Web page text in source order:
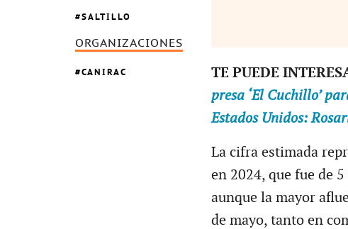
SALTILLO
ORGANIZACIONES
CANIRAC TE PUEDE
presa ‘El Cuchillo’
Estados Unidos:
La cifra estimada
en 2024, que fue de
aunque la mayor
de mayo, tanto en